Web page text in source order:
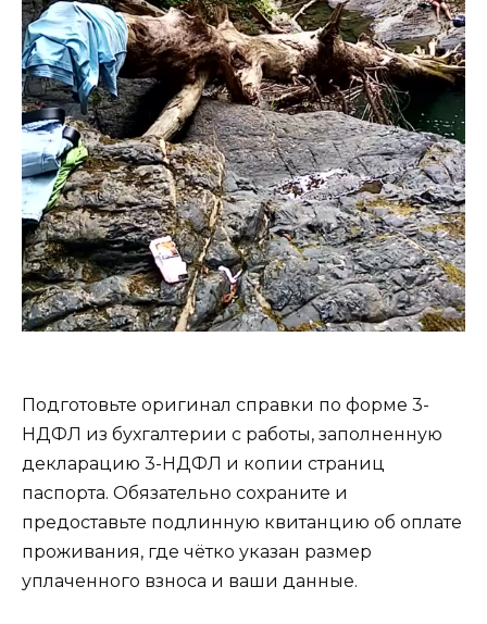
Подготовьте оригинал справки по форме 3-
НДФЛ из бухгалтерии с работы, заполненную
декларацию 3-НДФЛ и копии страниц
паспорта. Обязательно сохраните и
предоставьте подлинную квитанцию об оплате
проживания, где чётко указан размер
уплаченного взноса и ваши данные.